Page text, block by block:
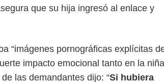
que su hija ingresó al enlace y
“imágenes pornográficas explícitas
impacto emocional tanto en la niña
las demandantes dijo: “Si hubiera
Verge